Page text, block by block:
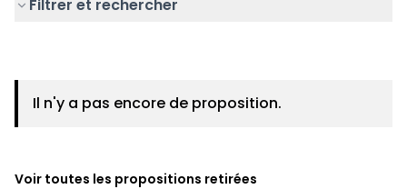
Filtrer et rechercher
Il n'y a pas encore de proposition.
Voir toutes les propositions retirées